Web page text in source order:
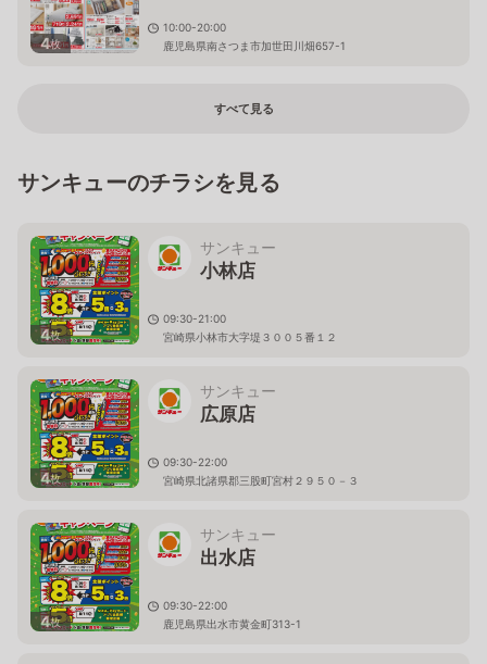
4枚
10:00-20:00
鹿児島県南さつま市加世田川畑657-1
すべて見る
サンキューのチラシを見る
4枚
サンキュー
小林店
09:30-21:00
宮崎県小林市大字堤３００５番１２
4枚
サンキュー
広原店
09:30-22:00
宮崎県北諸県郡三股町宮村２９５０－３
4枚
サンキュー
出水店
09:30-22:00
鹿児島県出水市黄金町313-1